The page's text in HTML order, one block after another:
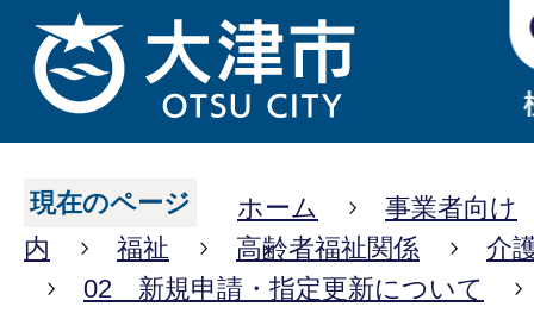
現在のページ ホーム
事業者向け
内
福祉 高齢者福祉関係
介
02 新規申請・指定更新について